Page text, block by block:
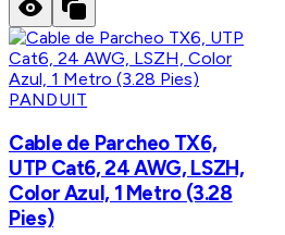
PANDUIT
Cable de Parcheo TX6,
UTP Cat6, 24 AWG, LSZH,
Color Azul, 1 Metro (3.28
Pies)